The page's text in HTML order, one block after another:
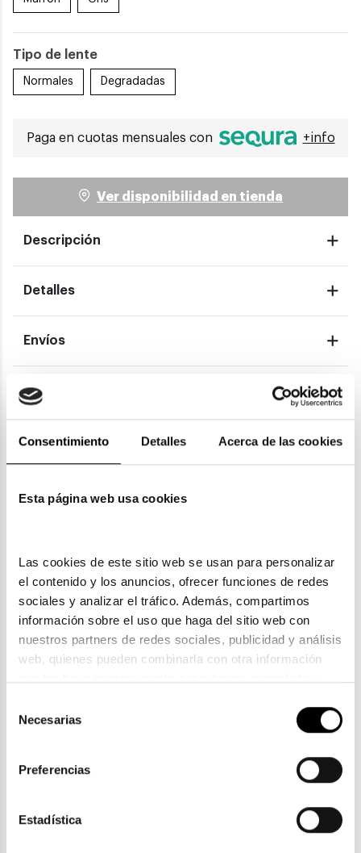
Consentimiento Detalles Acerca de las cookies
Esta página web usa cookies
Las cookies de este sitio web se usan para personalizar
el contenido y los anuncios, ofrecer funciones de redes
sociales y analizar el tráfico. Además, compartimos
información sobre el uso que haga del sitio web con
nuestros partners de redes sociales, publicidad y análisis
web, quienes pueden combinarla con otra información
la política de privacidad en el siguiente
. Consulta
Necesarias
Preferencias
Estadística
Tipo de lente
Normales Degradadas
Paga en cuotas mensuales con +info
Ver disponibilidad en tienda
Descripción
Detalles
Envíos
Devoluciones
Garantías
CARRERA CA 302
2 colores